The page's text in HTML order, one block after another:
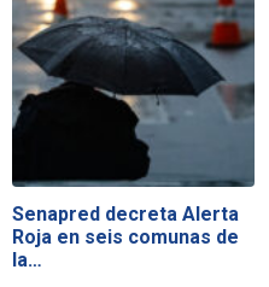
Senapred decreta Alerta
Roja en seis comunas de
la…